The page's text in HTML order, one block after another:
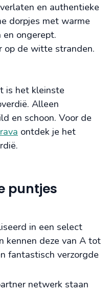
en authentieke
dorpjes met warme
ongerept.
op de witte stranden.
is het kleinste
Alleen
en schoon. Voor de
ontdek je het
puntjes
in een select
kennen deze van A tot
fantastisch verzorgde
netwerk staan